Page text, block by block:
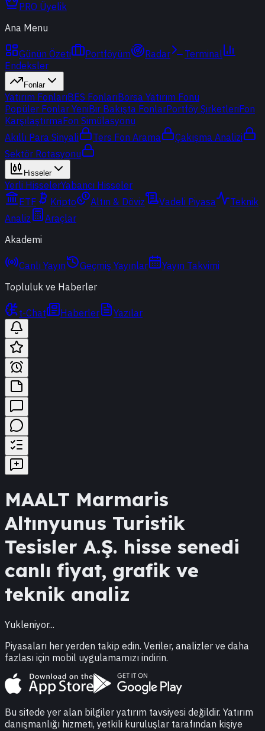
PRO Üyelik
Ana Menu
Günün Özeti Portföyüm Radar
Terminal
Endeksler
Fonlar
Yatırım FonlarıBES FonlarıBorsa Yatırım Fonu
Popüler Fonlar YeniBir Bakışta FonlarPortföy ŞirketleriFon
KarşılaştırmaFon Simülasyonu
Akıllı Para Sinyali
Ters Fon Arama
Çakışma Analizi
Sektör Rotasyonu
Hisseler
Yerli HisselerYabancı Hisseler
ETF
Kripto Altın & Döviz Vadeli Piyasa
Teknik
Analiz
Araçlar
Akademi
Canlı Yayın Geçmiş Yayınlar
Yayın Takvimi
Topluluk ve Haberler
t-Chat Haberler Yazılar
MAALT Marmaris
Altınyunus Turistik
Tesisler A.Ş. hisse senedi
canlı fiyat, grafik ve
teknik analiz
Yukleniyor...
Piyasaları her yerden takip edin. Veriler, analizler ve daha
fazlası için mobil uygulamamızı indirin.
Bu sitede yer alan bilgiler yatırım tavsiyesi değildir. Yatırım
danışmanlığı hizmeti, yetkili kuruluşlar tarafından kişiye